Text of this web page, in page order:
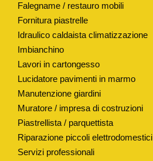
T
E
A
H
8
9
M
Falegname / restauro mobili
Fornitura piastrelle
Idraulico caldaista climatizzazione
Imbianchino
Lavori in cartongesso
Lucidatore pavimenti in marmo
Manutenzione giardini
Muratore / impresa di costruzioni
Piastrellista / parquettista
Riparazione piccoli elettrodomestici
Servizi professionali